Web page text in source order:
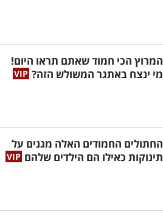
המרוץ הכי חמוד שאתם תראו היום!
מי ינצח באתגר המשולש הזה?
החתולים החמודים האלה מגנים על
תינוקות כאילו הם הילדים שלהם